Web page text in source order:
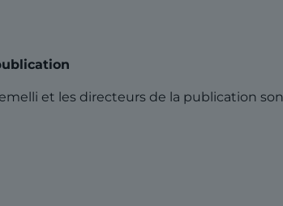
et les directeurs de la publication